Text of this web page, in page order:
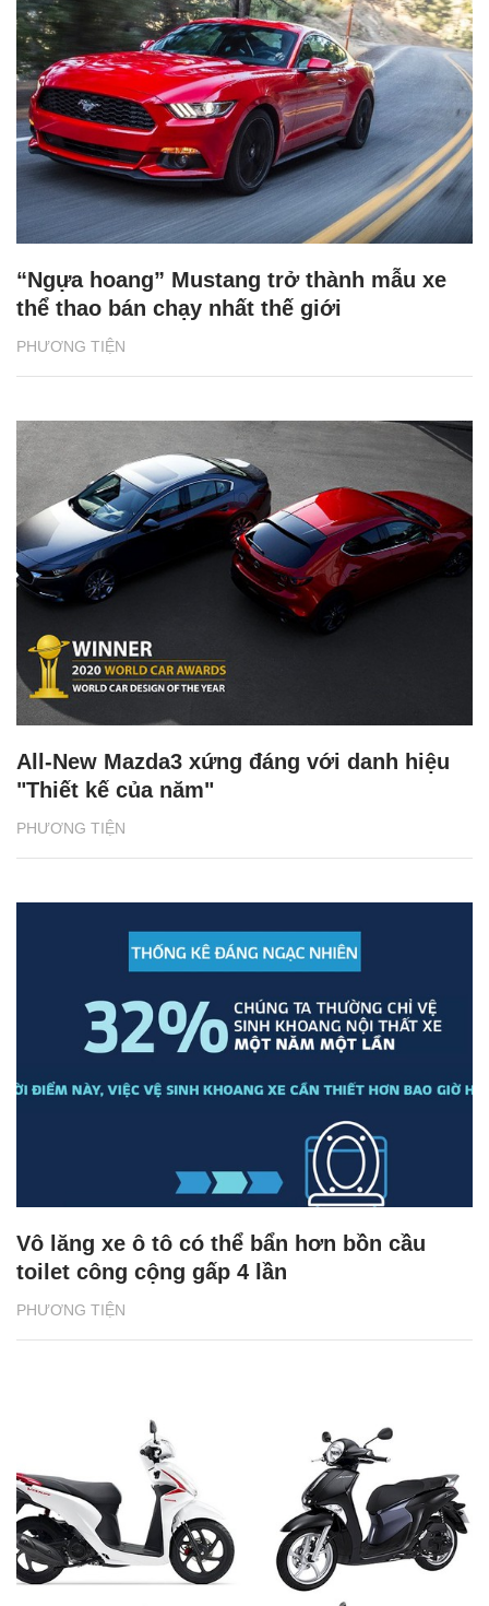
PHƯƠNG TIỆN
“Ngựa hoang” Mustang trở thành mẫu xe
thể thao bán chạy nhất thế giới
PHƯƠNG TIỆN
All-New Mazda3 xứng đáng với danh hiệu
"Thiết kế của năm"
PHƯƠNG TIỆN
Vô lăng xe ô tô có thể bẩn hơn bồn cầu
toilet công cộng gấp 4 lần